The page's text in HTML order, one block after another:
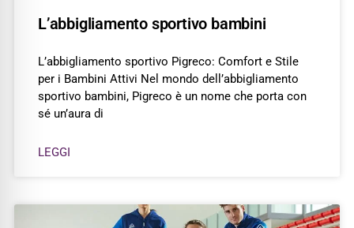
L’abbigliamento sportivo bambini
L’abbigliamento sportivo Pigreco: Comfort e Stile
per i Bambini Attivi Nel mondo dell’abbigliamento
sportivo bambini, Pigreco è un nome che porta con
sé un’aura di
LEGGI